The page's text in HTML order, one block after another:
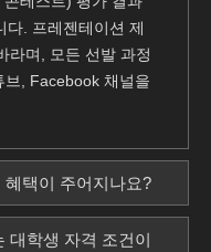
다. 프레젠테이션 제
라며, 모든 선발 과정
브, Facebook 채널을
택이 주어지나요?
대학생 자격 조건이